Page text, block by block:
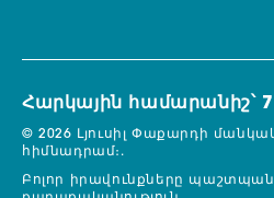
Հարկային համարանիշ՝
© 2026 Լյուսիլ Փաքարդի
հիմնադրամ։.
Բոլոր իրավունքները